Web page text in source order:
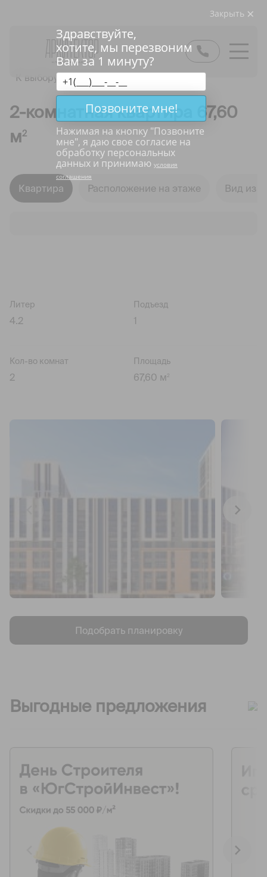
К выбору квартир
2-комнатная квартира 67,60
м2
Литер
4.2
Подъезд
Кол-во комнат
2
Площадь
67,60 м 2
Подобрать планировку
Квартира Расположение на этаже Вид из
Выгодные предложения
Закрыть
Здравствуйте,
хотите, мы перезвоним
Вам за 1 минуту?
Позвоните мне!
Нажимая на кнопку "Позвоните
мне", я даю свое согласие на
обработку персональных
данных и принимаю условия
соглашения